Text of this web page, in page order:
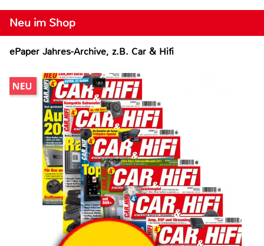
Neu im Shop
ePaper Jahres-Archive, z.B. Car & Hifi